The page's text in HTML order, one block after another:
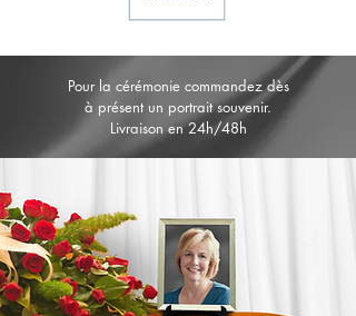
Pour la cérémonie commandez dès
à présent un portrait souvenir.
Livraison en 24h/48h